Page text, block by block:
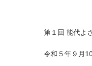
第１回 能代よ
令和５年９